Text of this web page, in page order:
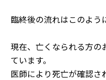
臨終後の流れはこのよう
現在、亡くなられる方の
ています。
医師により死亡が確認さ